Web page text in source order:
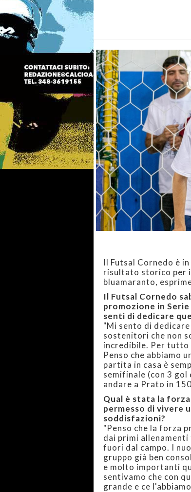
Il Futsal Cornedo è
risultato storico per
bluamaranto,
Il Futsal Cornedo
promozione in
senti di dedicare
"Mi sento di
sostenitori che non
incredibile. Per tutto
Penso che abbiamo
partita in casa è
semifinale (con 3
andare a Prato in
Qual è stata la
permesso di vivere
soddisfazioni?
"Penso che la forza
dai primi
fuori dal campo. I
gruppo già ben
e molto importanti
sentivamo che con
grande e ce